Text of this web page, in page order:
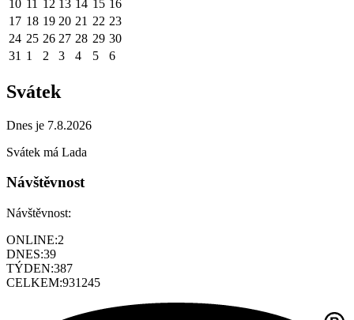
10 11 12 13 14 15 16
17 18 19 20 21 22 23
24 25 26 27 28 29 30
31 1 2 3 4 5 6
Svátek
Dnes je 7.8.2026
Svátek má Lada
Návštěvnost
Návštěvnost:
ONLINE:2
DNES:39
TÝDEN:387
CELKEM:931245